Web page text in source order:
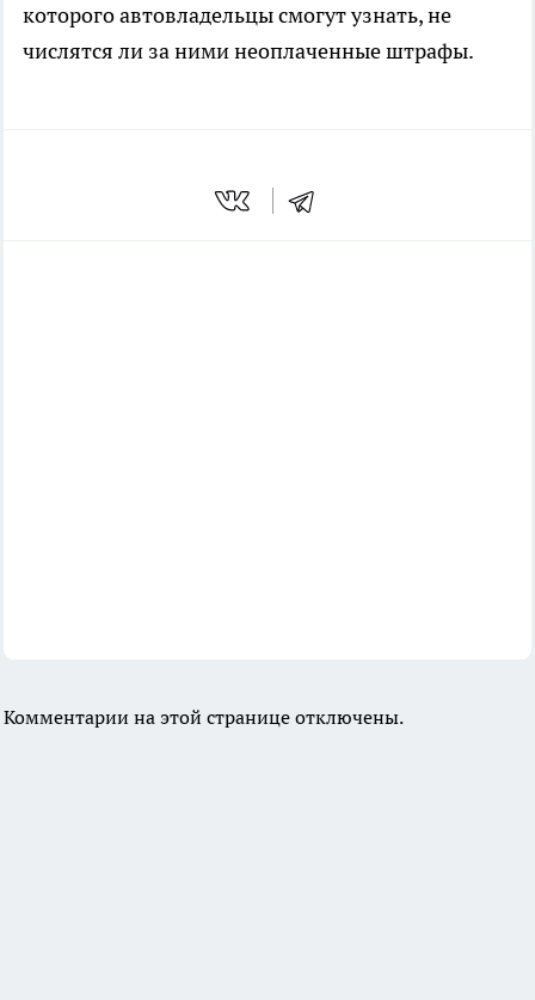
которого автовладельцы смогут узнать, не
числятся ли за ними неоплаченные штрафы.
Комментарии на этой странице отключены.